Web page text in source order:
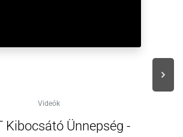
Videók
Kibocsátó Ünnepség -